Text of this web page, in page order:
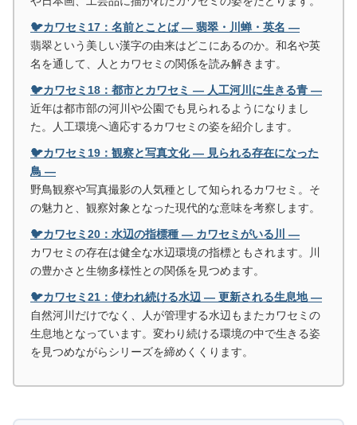
🐦カワセミ17：名前とことば ― 翡翠・川蝉・英名 ―
翡翠という美しい漢字の由来はどこにあるのか。和名や英
名を通して、人とカワセミの関係を読み解きます。
🐦カワセミ18：都市とカワセミ ― 人工河川に生きる青 ―
近年は都市部の河川や公園でも見られるようになりまし
た。人工環境へ適応するカワセミの姿を紹介します。
🐦カワセミ19：観察と写真文化 ― 見られる存在になった
鳥 ―
野鳥観察や写真撮影の人気種として知られるカワセミ。そ
の魅力と、観察対象となった現代的な意味を考察します。
🐦カワセミ20：水辺の指標種 ― カワセミがいる川 ―
カワセミの存在は健全な水辺環境の指標ともされます。川
の豊かさと生物多様性との関係を見つめます。
🐦カワセミ21：使われ続ける水辺 ― 更新される生息地 ―
自然河川だけでなく、人が管理する水辺もまたカワセミの
生息地となっています。変わり続ける環境の中で生きる姿
を見つめながらシリーズを締めくくります。